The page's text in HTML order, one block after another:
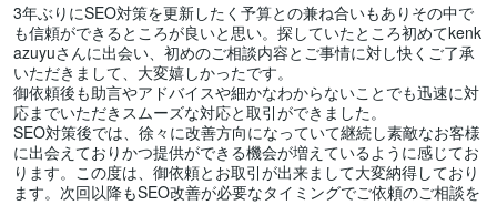
3年ぶりにSEO対策を更新したく予算との兼ね合いもありその中で
も信頼ができるところが良いと思い。探していたところ初めてkenk
azuyuさんに出会い、初めのご相談内容とご事情に対し快くご了承
いただきまして、大変嬉しかったです。
御依頼後も助言やアドバイスや細かなわからないことでも迅速に対
応までいただきスムーズな対応と取引ができました。
SEO対策後では、徐々に改善方向になっていて継続し素敵なお客様
に出会えておりかつ提供ができる機会が増えているように感じてお
ります。この度は、御依頼とお取引が出来まして大変納得しており
ます。次回以降もSEO改善が必要なタイミングでご依頼のご相談を